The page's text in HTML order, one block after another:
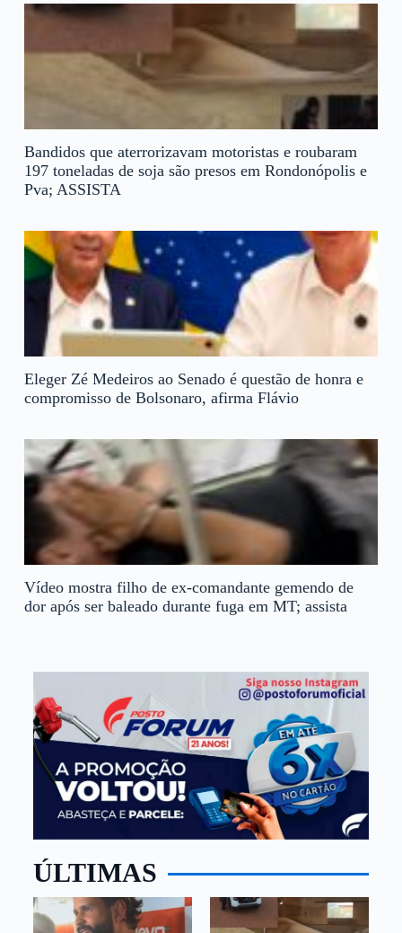
Bandidos que aterrorizavam motoristas e roubaram
197 toneladas de soja são presos em Rondonópolis e
Pva; ASSISTA
Eleger Zé Medeiros ao Senado é questão de honra e
compromisso de Bolsonaro, afirma Flávio
Vídeo mostra filho de ex-comandante gemendo de
dor após ser baleado durante fuga em MT; assista
ÚLTIMAS